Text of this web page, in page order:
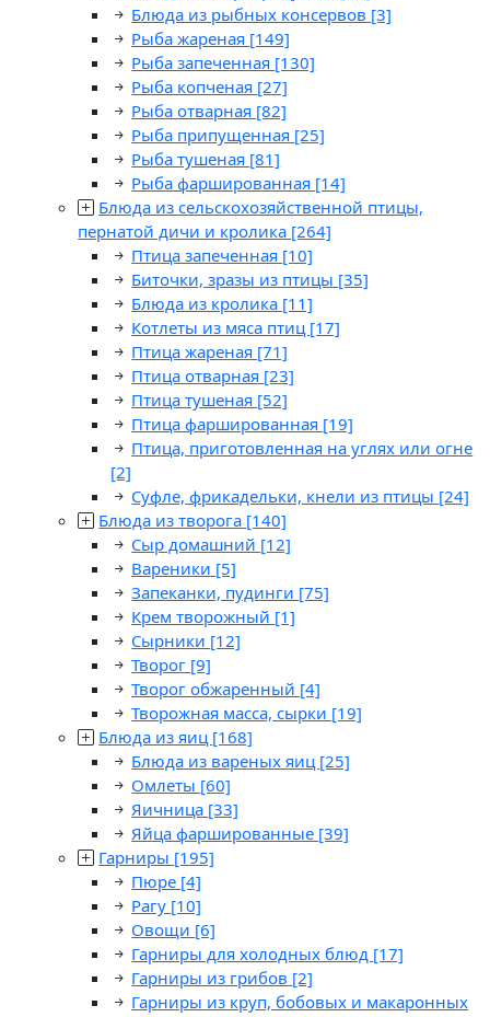
Блюда из рыбных консервов [3]
Рыба жареная [149]
Рыба запеченная [130]
Рыба копченая [27]
Рыба отварная [82]
Рыба припущенная [25]
Рыба тушеная [81]
Рыба фаршированная [14]
Блюда из сельскохозяйственной птицы,
пернатой дичи и кролика [264]
Птица запеченная [10]
Биточки, зразы из птицы [35]
Блюда из кролика [11]
Котлеты из мяса птиц [17]
Птица жареная [71]
Птица отварная [23]
Птица тушеная [52]
Птица фаршированная [19]
Птица, приготовленная на углях или огне
[2]
Суфле, фрикадельки, кнели из птицы [24]
Блюда из творога [140]
Сыр домашний [12]
Вареники [5]
Запеканки, пудинги [75]
Крем творожный [1]
Сырники [12]
Творог [9]
Творог обжаренный [4]
Творожная масса, сырки [19]
Блюда из яиц [168]
Блюда из вареных яиц [25]
Омлеты [60]
Яичница [33]
Яйца фаршированные [39]
Гарниры [195]
Пюре [4]
Рагу [10]
Овощи [6]
Гарниры для холодных блюд [17]
Гарниры из грибов [2]
Гарниры из круп, бобовых и макаронных